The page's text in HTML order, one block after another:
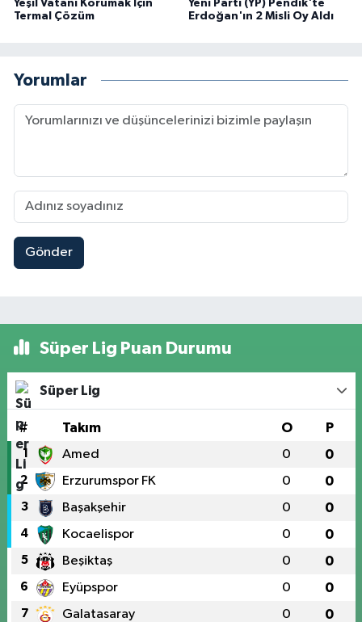
Yeşil Vatanı Korumak İçin
Termal Çözüm
Yeni Parti (YP) Pendik'te
Erdoğan'ın 2 Misli Oy Aldı
Yorumlar
Gönder
Süper Lig Puan Durumu
Süper Lig
# Takım O P
1 Amed 0 0
2 Erzurumspor FK 0 0
3 Başakşehir 0 0
4 Kocaelispor 0 0
5 Beşiktaş 0 0
6 Eyüpspor 0 0
7 Galatasaray 0 0